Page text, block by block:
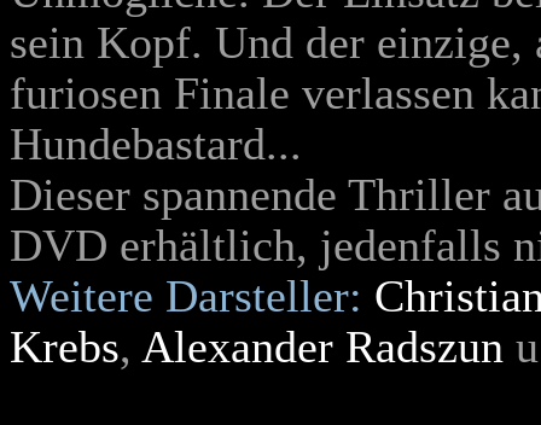
sein Kopf. Und der einzige,
furiosen Finale verlassen
Hundebastard...
Dieser spannende Thriller
DVD erhältlich, jedenfalls
Weitere Darsteller:
Krebs, Alexander Radszun